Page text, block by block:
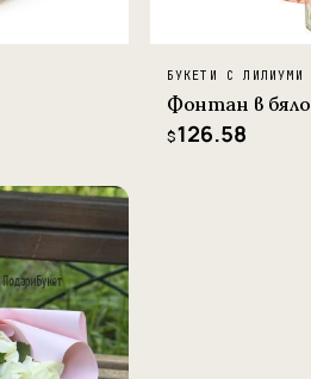
БУКЕТИ С ЛИЛИУМИ
Фонтан в бяло
$126.58